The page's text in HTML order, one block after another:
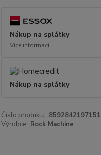
Nákup na splátky
Více informací
Nákup na splátky
Číslo produktu: 8592842197151
Výrobce: Rock Machine